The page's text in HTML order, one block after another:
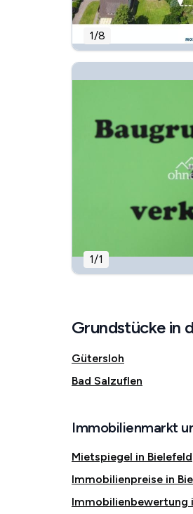
1/8
1/1
Grundstücke in
Gütersloh
Bad Salzuflen
Immobilienmarkt
Mietspiegel in Bielefeld
Immobilienpreise in
Immobilienbewertung